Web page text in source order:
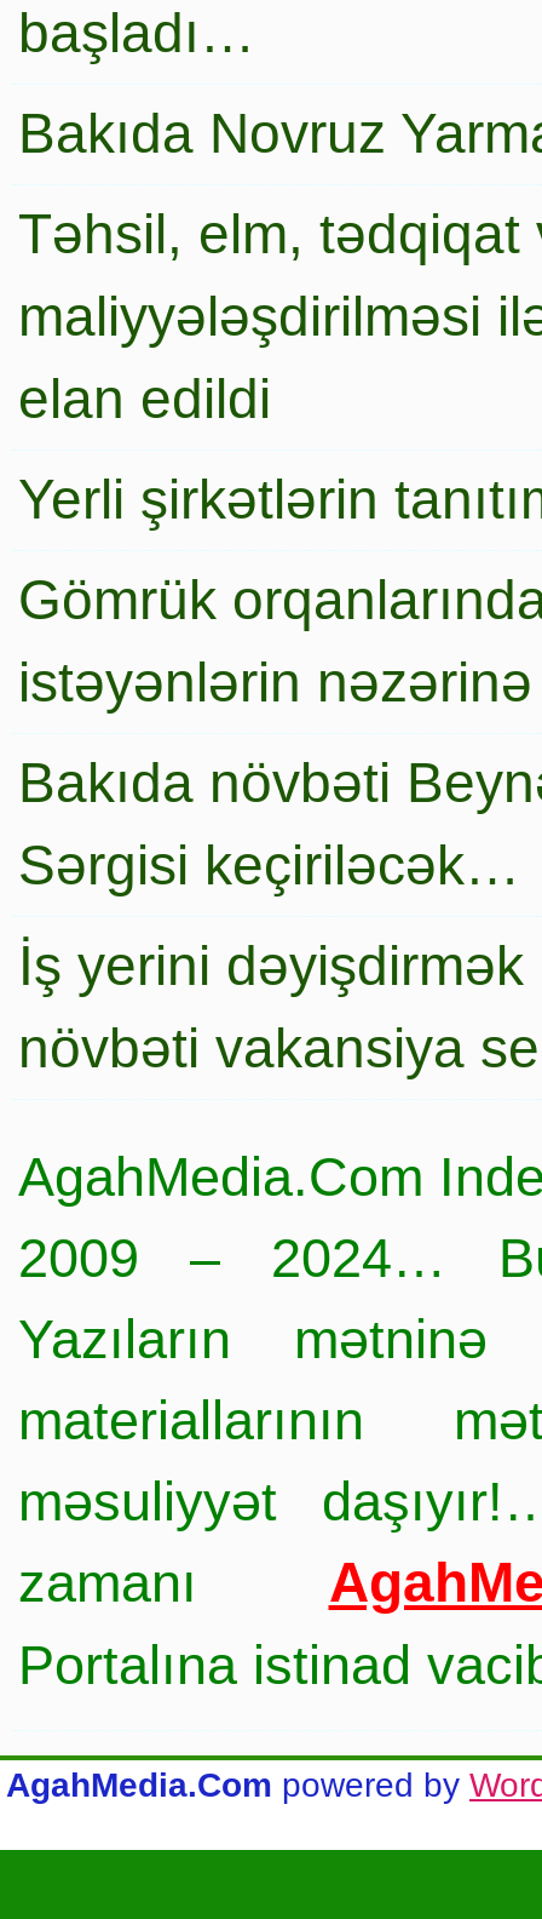
başladı…
Bakıda Novruz
Təhsil, elm,
maliyyələşdirilməsi
elan edildi
Yerli şirkətlərin
Gömrük
istəyənlərin nəzərinə
Bakıda növbəti
Sərgisi keçiriləcək…
İş yerini
növbəti vakansiya
AgahMedia.Com
2009 – 2024…
Yazıların
materiallarının
məsuliyyət
zamanı
Portalına istinad
AgahMedia.Com powered by